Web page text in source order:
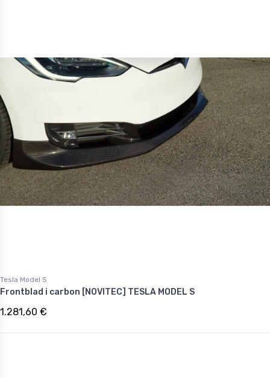
Tesla Model S
Frontblad i carbon [NOVITEC] TESLA MODEL S
1.281,60 €